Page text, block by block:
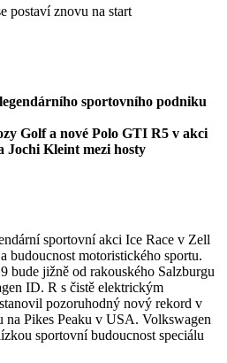
sportovního podniku
Golf a nové Polo GTI R5 v akci
Kleint mezi hosty
sportovní akci Ice Race v Zell
budoucnost motoristického sportu.
bude jižně od rakouského Salzburgu
ID. R s čistě elektrickým
pozoruhodný nový rekord v
na Pikes Peaku v USA. Volkswagen
sportovní budoucnost speciálu